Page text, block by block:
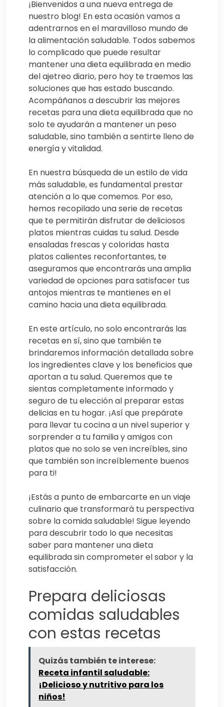
¡Bienvenidos a una nueva entrega de
nuestro blog! En esta ocasión vamos a
adentrarnos en el maravilloso mundo de
la alimentación saludable. Todos sabemos
lo complicado que puede resultar
mantener una dieta equilibrada en medio
del ajetreo diario, pero hoy te traemos las
soluciones que has estado buscando.
Acompáñanos a descubrir las mejores
recetas para una dieta equilibrada que no
solo te ayudarán a mantener un peso
saludable, sino también a sentirte lleno de
energía y vitalidad.
En nuestra búsqueda de un estilo de vida
más saludable, es fundamental prestar
atención a lo que comemos. Por eso,
hemos recopilado una serie de recetas
que te permitirán disfrutar de deliciosos
platos mientras cuidas tu salud. Desde
ensaladas frescas y coloridas hasta
platos calientes reconfortantes, te
aseguramos que encontrarás una amplia
variedad de opciones para satisfacer tus
antojos mientras te mantienes en el
camino hacia una dieta equilibrada.
En este artículo, no solo encontrarás las
recetas en sí, sino que también te
brindaremos información detallada sobre
los ingredientes clave y los beneficios que
aportan a tu salud. Queremos que te
sientas completamente informado y
seguro de tu elección al preparar estas
delicias en tu hogar. ¡Así que prepárate
para llevar tu cocina a un nivel superior y
sorprender a tu familia y amigos con
platos que no solo se ven increíbles, sino
que también son increíblemente buenos
para ti!
¡Estás a punto de embarcarte en un viaje
culinario que transformará tu perspectiva
sobre la comida saludable! Sigue leyendo
para descubrir todo lo que necesitas
saber para mantener una dieta
equilibrada sin comprometer el sabor y la
satisfacción.
Prepara deliciosas
comidas saludables
con estas recetas
Quizás también te interese:
Receta infantil saludable:
¡Delicioso y nutritivo para los
niños!